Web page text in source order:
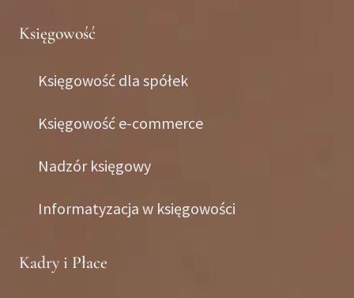
Księgowość
Księgowość dla spółek
Księgowość e-commerce
Nadzór księgowy
Informatyzacja w księgowości
Kadry i Płace